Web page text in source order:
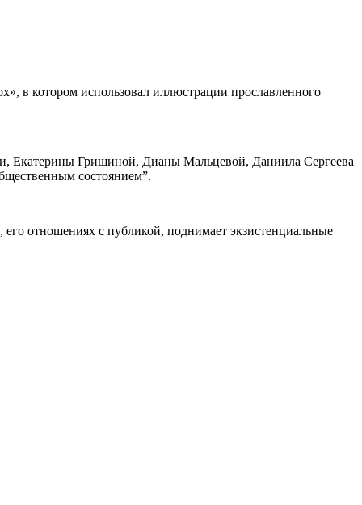
в котором использовал иллюстрации прославленного
Екатерины Гришиной, Дианы Мальцевой, Даниила Сергеева
состоянием”.
отношениях с публикой, поднимает экзистенциальные